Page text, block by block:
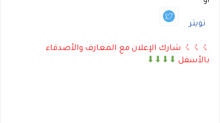
تويتر
ㄑㄑㄑ شارك الإعلان مع المعارف والأصدقاء
بالأسفل ⬇⬇⬇⬇